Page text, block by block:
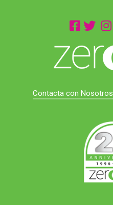
Contacta con Nosotros